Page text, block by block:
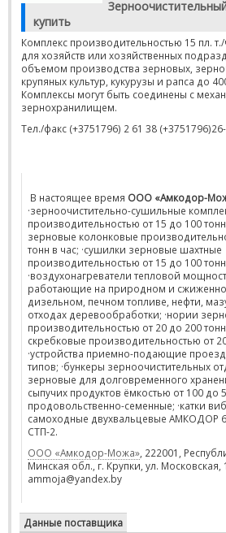
купить
Комплекс производительностью 15 пл.
для хозяйств или хозяйственных
объемом производства зерновых,
крупяных культур, кукурузы и рапса до
Комплексы могут быть соединены с
зернохранилищем.
Тел./факс (+3751796) 2 61 38
В настоящее время ООО «Амкодор-
·зерноочистительно-сушильные
производительностью от 15 до 100
зерновые колонковые
тонн в час; ·сушилки зерновые шахтные
производительностью от 15 до 100 тонн
·воздухонагреватели тепловой
работающие на природном и
дизельном, печном топливе, нефти,
отходах деревообработки; ·нории
производительностью от 20 до 200
скребковые производительностью от
·устройства приемно-подающие
типов; ·бункеры зерноочистительных
зерновые для долговременного
сыпучих продуктов ёмкостью от 100 до
продовольственно-семенные; ·катки
самоходные двухвальцевые АМКОДОР
СТП-2.
ООО «Амкодор-Можа» , 222001,
Минская обл., г. Крупки, ул. Московская,
ammoja@yandex.by
Данные поставщика